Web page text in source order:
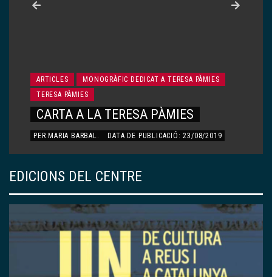
ARTICLES
MONOGRÀFIC DEDICAT A TERESA PÀMIES
TERESA PÀMIES
CARTA A LA TERESA PÀMIES
PER MARIA BARBAL. DATA DE PUBLICACIÓ: 23/08/2019
EDICIONS DEL CENTRE